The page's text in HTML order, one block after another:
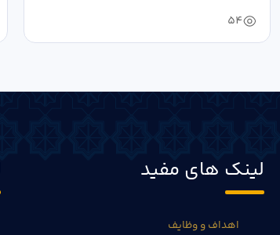
54
لینک های مفید
اهداف و وظایف